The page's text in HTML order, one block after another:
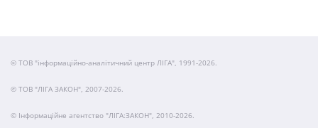
© ТОВ "інформаційно-аналітичний центр ЛІГА", 1991-2026.
© ТОВ "ЛІГА ЗАКОН", 2007-2026.
© Інформаційне агентство "ЛІГА:ЗАКОН", 2010-2026.